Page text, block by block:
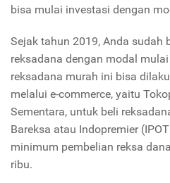
bisa mulai investasi dengan
Sejak tahun 2019, Anda sudah
reksadana dengan modal
reksadana murah ini bisa
melalui e-commerce, yaitu
Sementara, untuk beli
Bareksa atau Indopremier
minimum pembelian reksa
ribu.